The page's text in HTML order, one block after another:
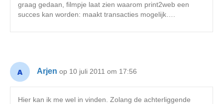
graag gedaan, filmpje laat zien waarom print2web een
succes kan worden: maakt transacties mogelijk….
Arjen op 10 juli 2011 om 17:56
Hier kan ik me wel in vinden. Zolang de achterliggende